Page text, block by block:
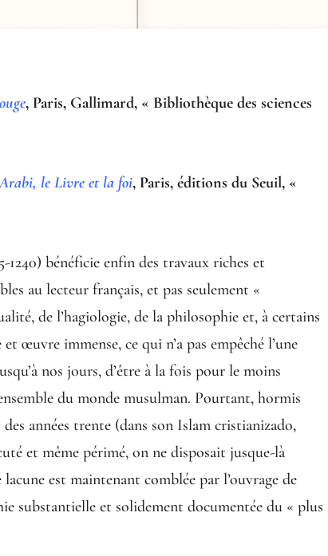
, Paris, Gallimard, « Bibliothèque des sciences
le Livre et la foi, Paris, éditions du Seuil, «
1240) bénéficie enfin des travaux riches et
au lecteur français, et pas seulement «
de l’hagiologie, de la philosophie et, à certains
œuvre immense, ce qui n’a pas empêché l’une
nos jours, d’être à la fois pour le moins
du monde musulman. Pourtant, hormis
années trente (dans son Islam cristianizado,
et même périmé, on ne disposait jusque-là
est maintenant comblée par l’ouvrage de
substantielle et solidement documentée du « plus